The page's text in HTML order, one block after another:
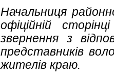
Начальниця
офіційній
звернення з
представників
жителів краю.